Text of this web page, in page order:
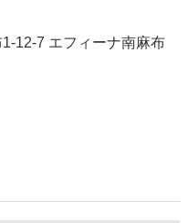
12-7 エフィーナ南麻布